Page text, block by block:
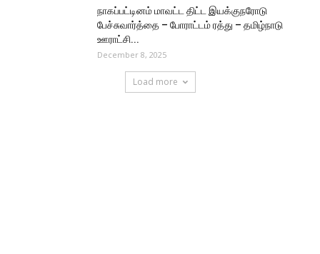
நாகப்பட்டினம் மாவட்ட திட்ட இயக்குநரோடு
பேச்சுவார்த்தை – போராட்டம் ரத்து – தமிழ்நாடு
ஊராட்சி...
December 8, 2025
Load more